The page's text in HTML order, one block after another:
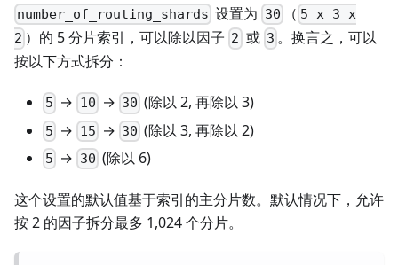
number_of_routing_shards 设置为 30 （ 5 x 3 x
2 ）的 5 分片索引，可以除以因子 2 或 3 。换言之，可以
按以下方式拆分：
5 → 10 → 30 (除以 2, 再除以 3)
5 → 15 → 30 (除以 3, 再除以 2)
5 → 30 (除以 6)
这个设置的默认值基于索引的主分片数。默认情况下，允许
按 2 的因子拆分最多 1,024 个分片。